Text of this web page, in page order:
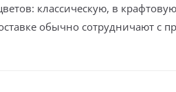
классическую, в
обычно сотрудничают с